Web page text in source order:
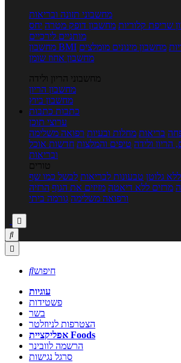
מחשבוני תזונה ובריאות
שריפת קלוריות מחשבון דופק מטרה יחס
מותניים לירכיים
מחשבון BMI מחשבון מינונים מומלצים
מחשבון אחוז שומן
מחשבוני הריון ולידה
מחשבון הריון
מחשבון ביוץ
כתבות כתבות
ערוצי תוכן
בריאות מחלות ובעיות רפואה משלימה
הריון ולידה טיפים והמלצות חדשות אוכל
ובריאות
טורים
גלוטן טבעונות לבריאות לבשל כמו שף
מרזים ללא דיאטה מזיזים את הגוף הרזיה
ורפואה משלימה גורמה ביתי



חיפוש
עוגיות
פשטידות
בשר
הצטרפות לניוזלטר
אפליקציית Foods
הרשמה לוובינר
סרגל נגישות